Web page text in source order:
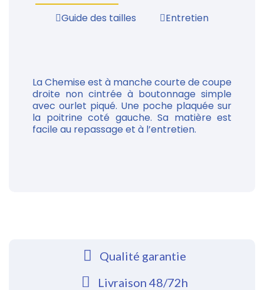
Guide des tailles
Entretien
La Chemise est à manche courte de coupe
droite non cintrée à boutonnage simple
avec ourlet piqué. Une poche plaquée sur
la poitrine coté gauche. Sa matière est
facile au repassage et à l’entretien.
Qualité garantie
Livraison 48/72h